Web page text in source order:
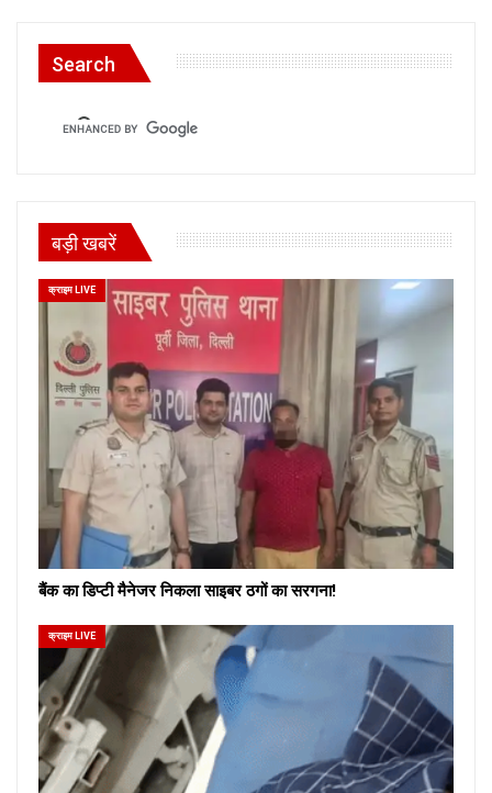
Search
बड़ी खबरें
क्राइम LIVE
बैंक का डिप्टी मैनेजर निकला साइबर ठगों का सरगना!
क्राइम LIVE